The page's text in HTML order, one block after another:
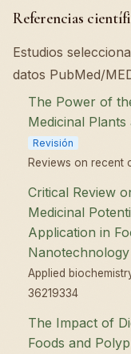
Referencias
Estudios
datos PubMed/
The Power of
Medicinal
Revisión
Reviews on recent
Critical Review
Medicinal
Application in
Nanotechnology
Applied
36219334
The Impact of
Foods and